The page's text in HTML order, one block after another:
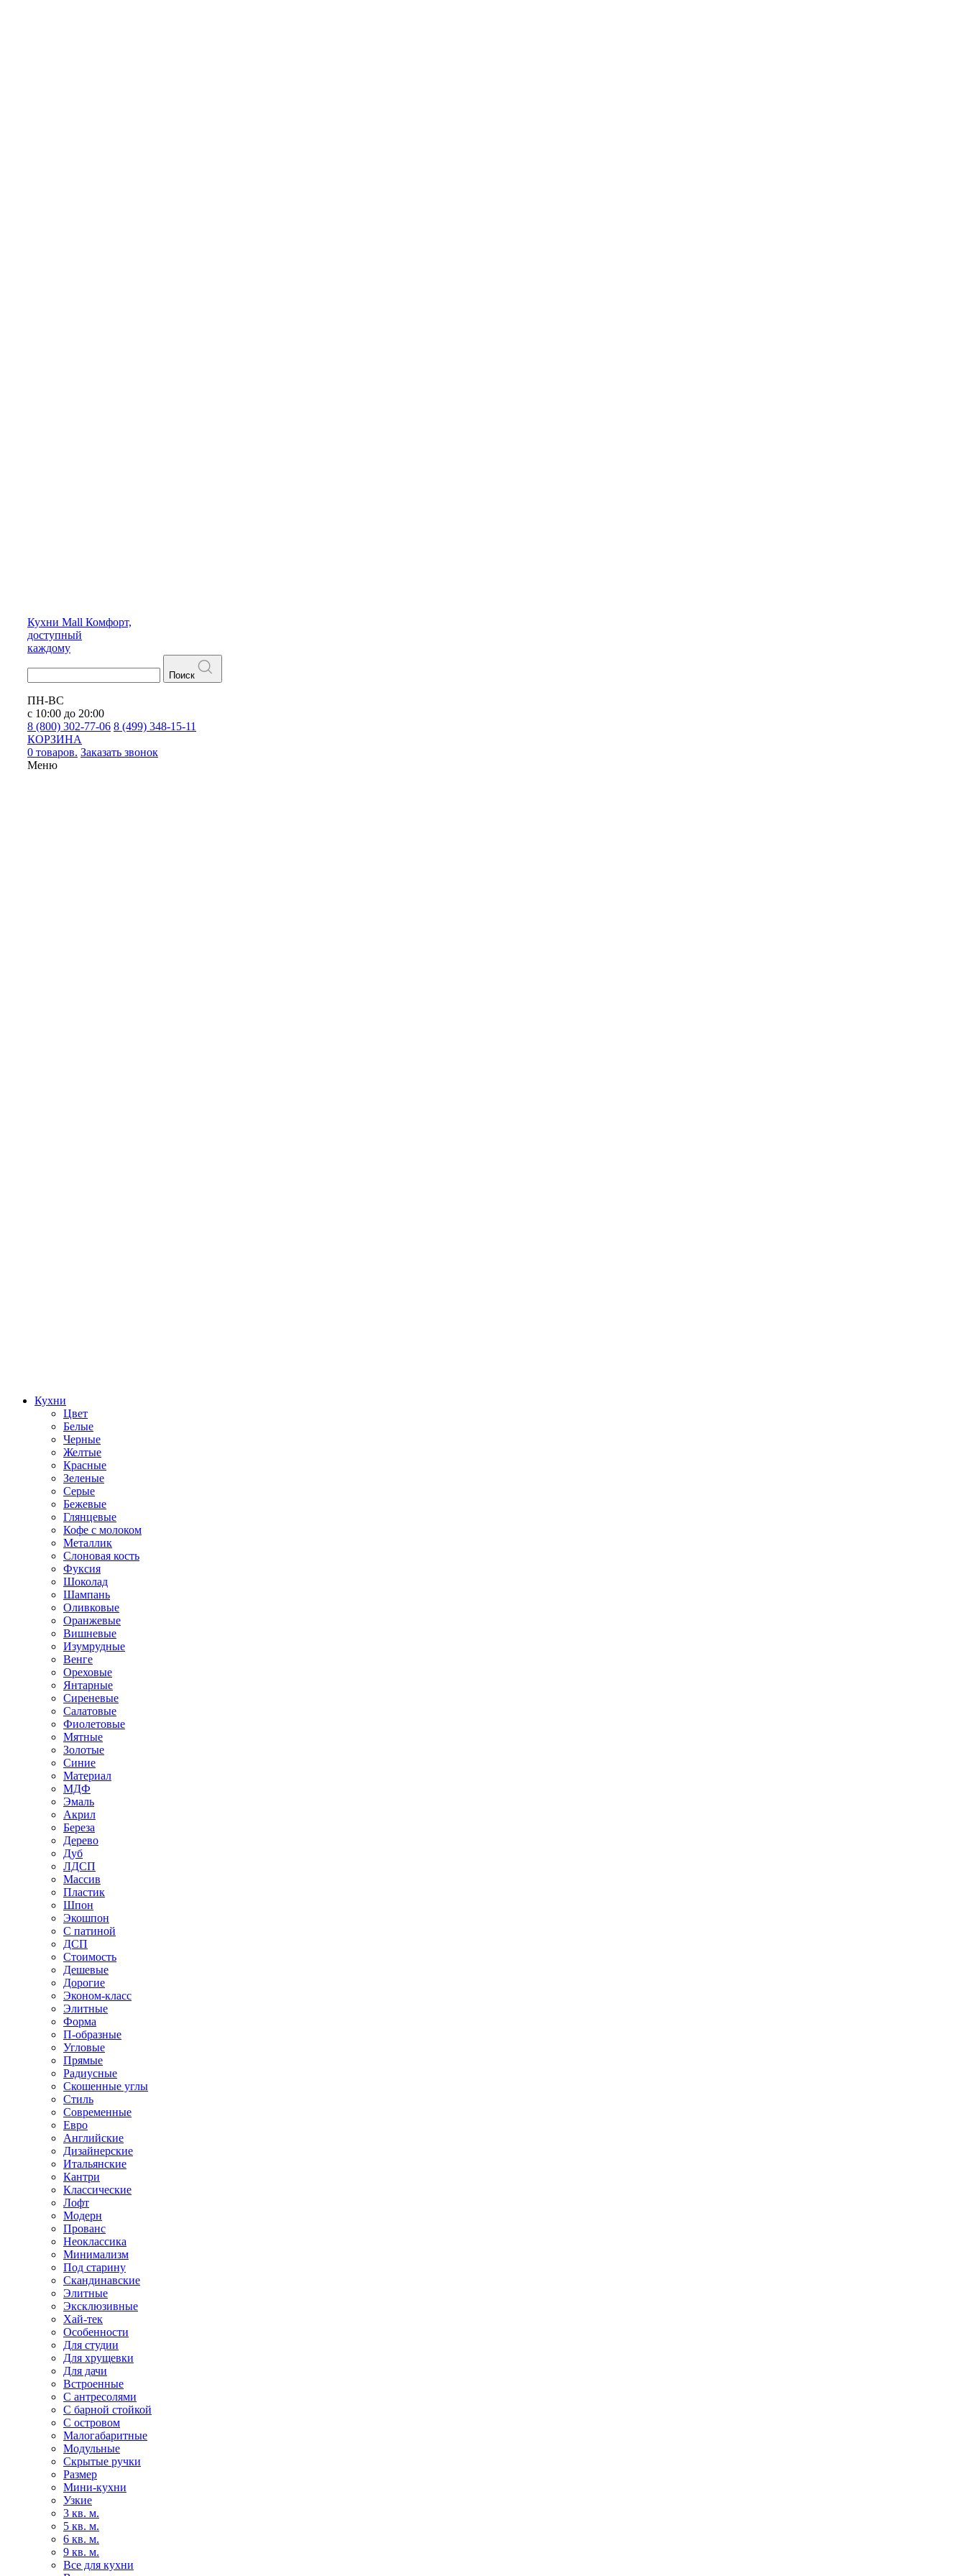
Кухни Mall Комфорт,
доступный
каждому
Поиск
ПН-ВС
с 10:00 до 20:00
8 (800) 302-77-06 8 (499) 348-15-11
КОРЗИНА
0 товаров. Заказать звонок
Меню
Кухни
Цвет
Белые
Черные
Желтые
Красные
Зеленые
Серые
Бежевые
Глянцевые
Кофе с молоком
Металлик
Слоновая кость
Фуксия
Шоколад
Шампань
Оливковые
Оранжевые
Вишневые
Изумрудные
Венге
Ореховые
Янтарные
Сиреневые
Салатовые
Фиолетовые
Мятные
Золотые
Синие
Материал
МДФ
Эмаль
Акрил
Береза
Дерево
Дуб
ЛДСП
Массив
Пластик
Шпон
Экошпон
С патиной
ДСП
Стоимость
Дешевые
Дорогие
Эконом-класс
Элитные
Форма
П-образные
Угловые
Прямые
Радиусные
Скошенные углы
Стиль
Современные
Евро
Английские
Дизайнерские
Итальянские
Кантри
Классические
Лофт
Модерн
Прованс
Неоклассика
Минимализм
Под старину
Скандинавские
Элитные
Эксклюзивные
Хай-тек
Особенности
Для студии
Для хрущевки
Для дачи
Встроенные
С антресолями
С барной стойкой
С островом
Малогабаритные
Модульные
Скрытые ручки
Размер
Мини-кухни
Узкие
3 кв. м.
5 кв. м.
6 кв. м.
9 кв. м.
Все для кухни